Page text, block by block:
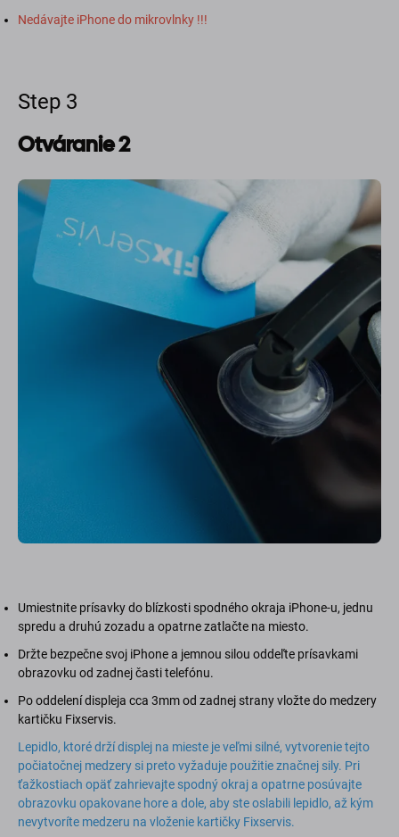
Nedávajte iPhone do mikrovlnky !!!
Step 3
Otváranie 2
Umiestnite prísavky do blízkosti spodného okraja iPhone-u, jednu
spredu a druhú zozadu a opatrne zatlačte na miesto.
Držte bezpečne svoj iPhone a jemnou silou oddeľte prísavkami
obrazovku od zadnej časti telefónu.
Po oddelení displeja cca 3mm od zadnej strany vložte do medzery
kartičku Fixservis.
Lepidlo, ktoré drží displej na mieste je veľmi silné, vytvorenie tejto
počiatočnej medzery si preto vyžaduje použitie značnej sily. Pri
ťažkostiach opäť zahrievajte spodný okraj a opatrne posúvajte
obrazovku opakovane hore a dole, aby ste oslabili lepidlo, až kým
nevytvoríte medzeru na vloženie kartičky Fixservis.